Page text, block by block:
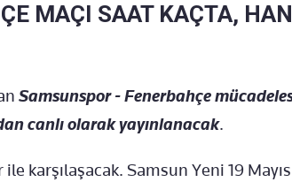
MAÇI SAAT KAÇTA,
Samsunspor - Fenerbahçe
canlı olarak yayınlanacak.
karşılaşacak. Samsun Yeni 19 Mayıs